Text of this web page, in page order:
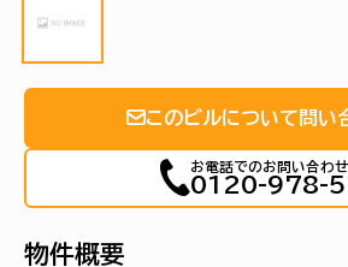
このビルについて問い
お電話でのお問い合わせ
0120-978-
物件概要